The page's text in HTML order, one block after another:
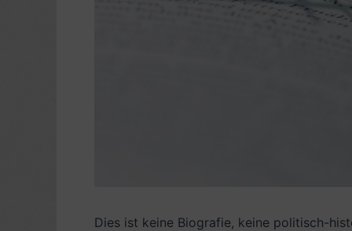
Dies ist keine Biografie, keine politisch-